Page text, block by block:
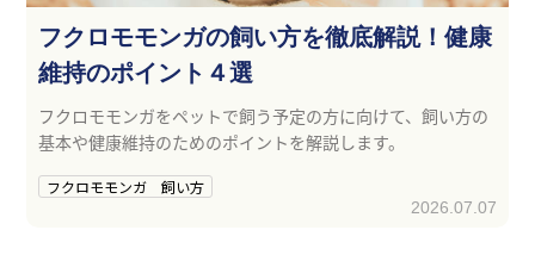
フクロモモンガの飼い方を徹底解説！健康
維持のポイント４選
フクロモモンガをペットで飼う予定の方に向けて、飼い方の
基本や健康維持のためのポイントを解説します。
フクロモモンガ 飼い方
2026.07.07